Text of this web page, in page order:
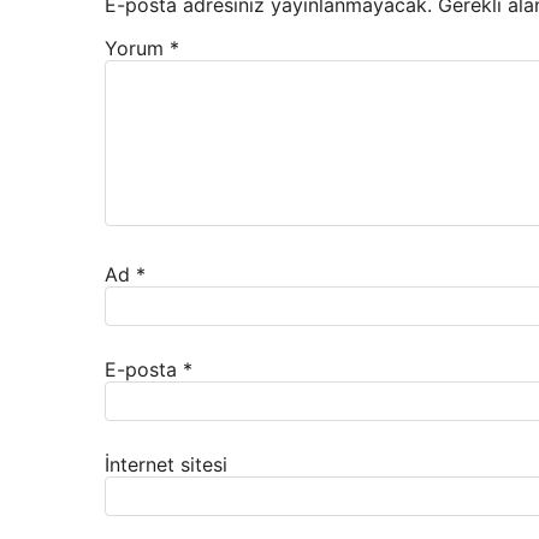
E-posta adresiniz yayınlanmayacak. Gerekli
Yorum *
Ad *
E-posta *
İnternet sitesi